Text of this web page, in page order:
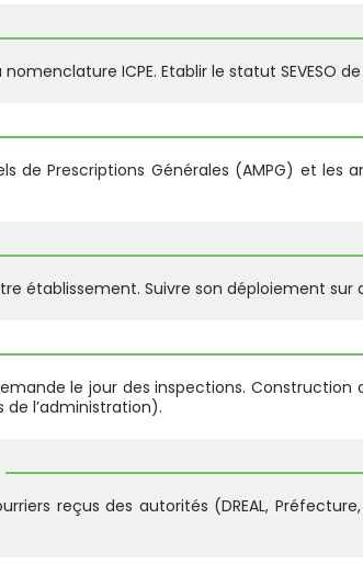
ICPE. Etablir le statut SEVESO
de Prescriptions Générales (AMPG) et
établissement. Suivre son déploiement sur
le jour des inspections.
l’administration).
reçus des autorités (DREAL,